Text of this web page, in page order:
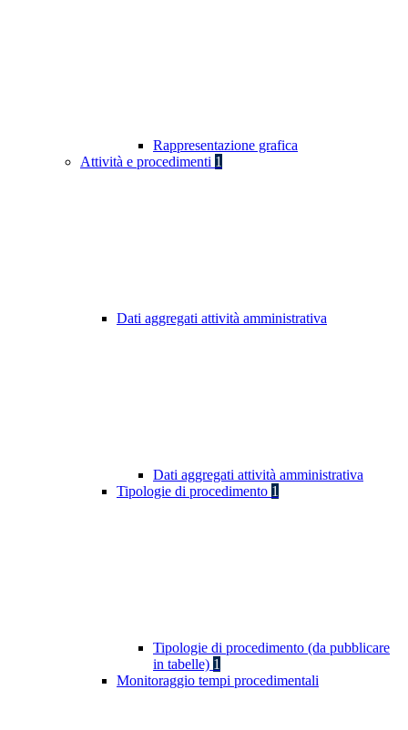
Rappresentazione grafica
Attività e procedimenti 1
Dati aggregati attività amministrativa
Dati aggregati attività amministrativa
Tipologie di procedimento 1
Tipologie di procedimento (da pubblicare
in tabelle) 1
Monitoraggio tempi procedimentali